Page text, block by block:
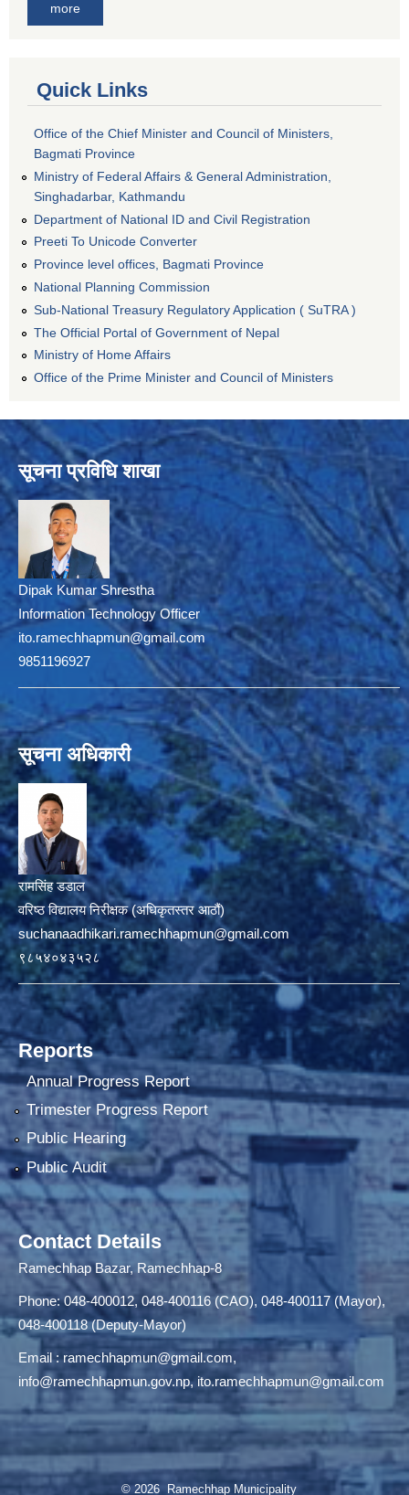
more
Quick Links
Office of the Chief Minister and Council of Ministers,
Bagmati Province
Ministry of Federal Affairs & General Administration,
Singhadarbar, Kathmandu
Department of National ID and Civil Registration
Preeti To Unicode Converter
Province level offices, Bagmati Province
National Planning Commission
Sub-National Treasury Regulatory Application ( SuTRA )
The Official Portal of Government of Nepal
Ministry of Home Affairs
Office of the Prime Minister and Council of Ministers
सूचना प्रविधि शाखा
Dipak Kumar Shrestha
Information Technology Officer
ito.ramechhapmun@gmail.com
9851196927
सूचना अधिकारी
रामसिंह डडाल
वरिष्ठ विद्यालय निरीक्षक (अधिकृतस्तर आठौं)
suchanaadhikari.ramechhapmun@gmail.com
९८५४०४३५२८
Reports
Annual Progress Report
Trimester Progress Report
Public Hearing
Public Audit
Contact Details
Ramechhap Bazar, Ramechhap-8
Phone: 048-400012, 048-400116 (CAO), 048-400117 (Mayor),
048-400118 (Deputy-Mayor)
Email :ramechhapmun@gmail.com,
info@ramechhapmun.gov.np, ito.ramechhapmun@gmail.com
© 2026 Ramechhap Municipality